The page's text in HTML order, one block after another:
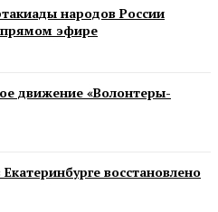
народов России
прямом эфире
движение «Волонтеры-
восстановлено